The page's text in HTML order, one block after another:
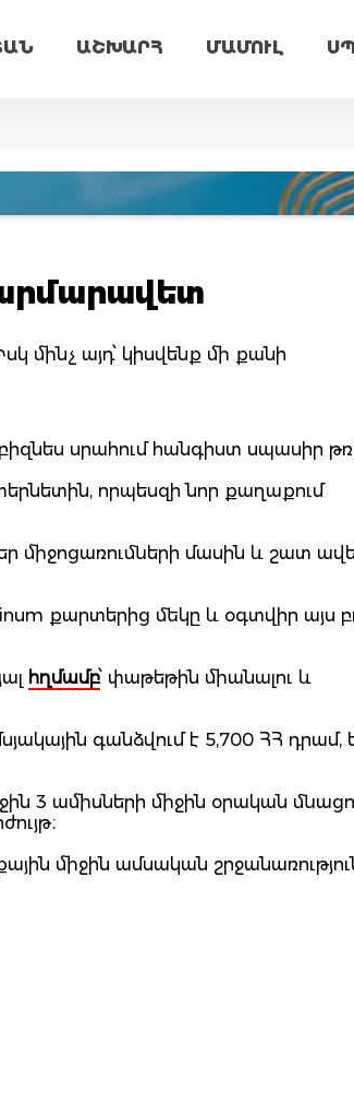
ԱՇԽԱՐՀ ՄԱՄՈՒԼ
մինչ այդ՝ կիսվենք մի քանի
սրահում հանգիստ սպասիր
որպեսզի նոր քաղաքում
միջոցառումների մասին և շատ
քարտերից մեկը և օգտվիր այս
հղմամբ՝ փաթեթին միանալու և
գանձվում է 5,700 ՀՀ դրամ,
3 ամիսների միջին օրական
միջին ամսական